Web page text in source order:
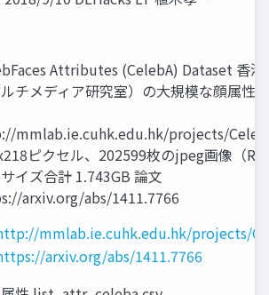
Attributes (CelebA) Dataset 香港
ルチメディア研究室）の大規模な顔属性
mmlab.ie.cuhk.edu.hk/projects/
ピクセル、202599枚のjpeg画像（
イズ合計 1.743GB 論文
arxiv.org/abs/1411.7766
mmlab.ie.cuhk.edu.hk/projects/
arxiv.org/abs/1411.7766